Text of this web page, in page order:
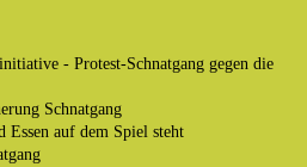
- Protest-Schnatgang gegen die
Schnatgang
Essen auf dem Spiel steht